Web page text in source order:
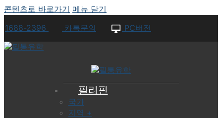
콘텐츠로 바로가기 메뉴 닫기
1688-2396
카톡문의 PC버전
필리핀
국가
지역 +